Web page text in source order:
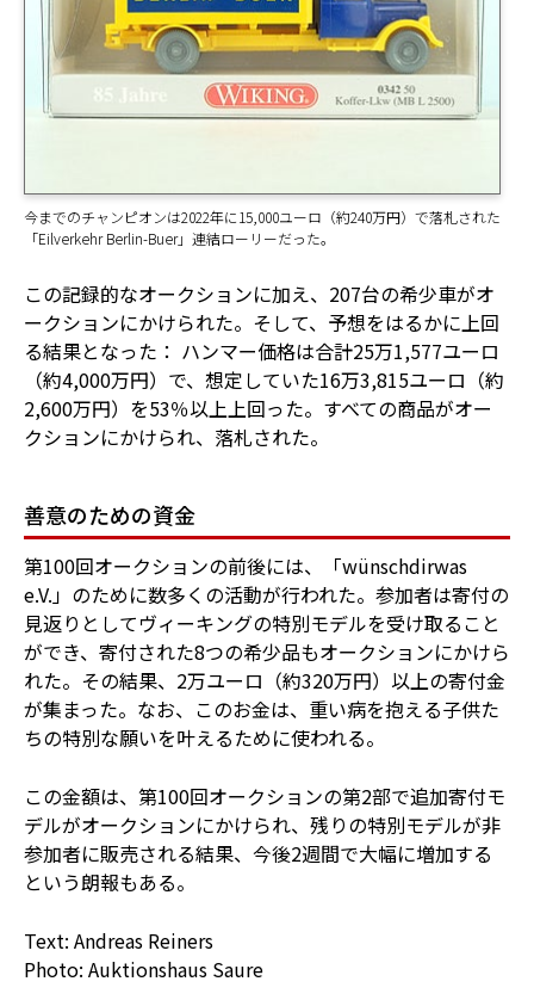
今までのチャンピオンは2022年に15,000ユーロ（約240万円）で落札された
「Eilverkehr Berlin-Buer」連結ローリーだった。
この記録的なオークションに加え、207台の希少車がオ
ークションにかけられた。そして、予想をはるかに上回
る結果となった： ハンマー価格は合計25万1,577ユーロ
（約4,000万円）で、想定していた16万3,815ユーロ（約
2,600万円）を53％以上上回った。すべての商品がオー
クションにかけられ、落札された。
善意のための資金
第100回オークションの前後には、「wünschdirwas
e.V.」のために数多くの活動が行われた。参加者は寄付の
見返りとしてヴィーキングの特別モデルを受け取ること
ができ、寄付された8つの希少品もオークションにかけら
れた。その結果、2万ユーロ（約320万円）以上の寄付金
が集まった。なお、このお金は、重い病を抱える子供た
ちの特別な願いを叶えるために使われる。
この金額は、第100回オークションの第2部で追加寄付モ
デルがオークションにかけられ、残りの特別モデルが非
参加者に販売される結果、今後2週間で大幅に増加する
という朗報もある。
Text: Andreas Reiners
Photo: Auktionshaus Saure